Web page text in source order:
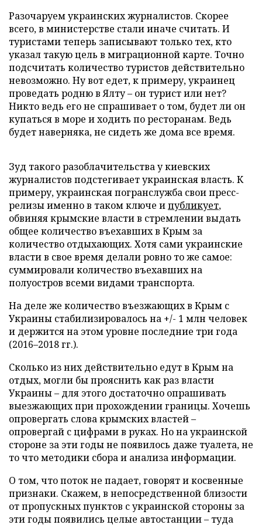
Разочаруем украинских журналистов. Скорее
всего, в министерстве стали иначе считать. И
туристами теперь записывают только тех, кто
указал такую цель в миграционной карте. Точно
подсчитать количество туристов действительно
невозможно. Ну вот едет, к примеру, украинец
проведать родню в Ялту – он турист или нет?
Никто ведь его не спрашивает о том, будет ли он
купаться в море и ходить по ресторанам. Ведь
будет наверняка, не сидеть же дома все время.
Зуд такого разоблачительства у киевских
журналистов подстегивает украинская власть. К
примеру, украинская погранслужба свои пресс-
релизы именно в таком ключе ипубликует,
обвиняя крымские власти в стремлении выдать
общее количество въехавших в Крым за
количество отдыхающих. Хотя сами украинские
власти в свое время делали ровно то же самое:
суммировали количество въехавших на
полуостров всеми видами транспорта.
На деле же количество въезжающих в Крым с
Украины стабилизировалось на +/- 1 млн человек
и держится на этом уровне последние три года
(2016–2018 гг.).
Сколько из них действительно едут в Крым на
отдых, могли бы прояснить как раз власти
Украины – для этого достаточно опрашивать
выезжающих при прохождении границы. Хочешь
опровергать слова крымских властей –
опровергай с цифрами в руках. Но на украинской
стороне за эти годы не появилось даже туалета, не
то что методики сбора и анализа информации.
О том, что поток не падает, говорят и косвенные
признаки. Скажем, в непосредственной близости
от пропускных пунктов с украинской стороны за
эти годы появились целые автостанции – туда